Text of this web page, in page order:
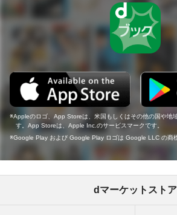
Appleのロゴ、App Storeは、米国もしくはその他の国や地
す。App Storeは、Apple Inc.のサービスマークです。
Google Play および Google Play ロゴは Google LLC の商
dマーケットストア